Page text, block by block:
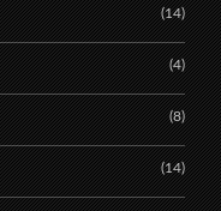
(14)
(4)
(8)
(14)